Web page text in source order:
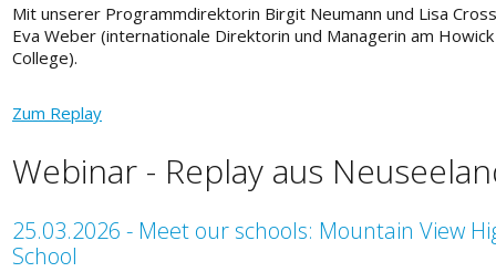
Mit unserer Programmdirektorin Birgit Neumann und Lisa
Eva Weber (internationale Direktorin und Managerin am Howick
College).
Zum Replay
Webinar - Replay aus
25.03.2026 - Meet our schools: Mountain View
School